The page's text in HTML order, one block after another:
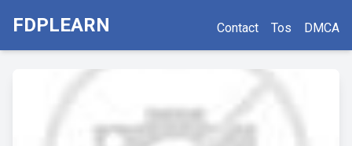
FDPLEARN Contact Tos DMCA